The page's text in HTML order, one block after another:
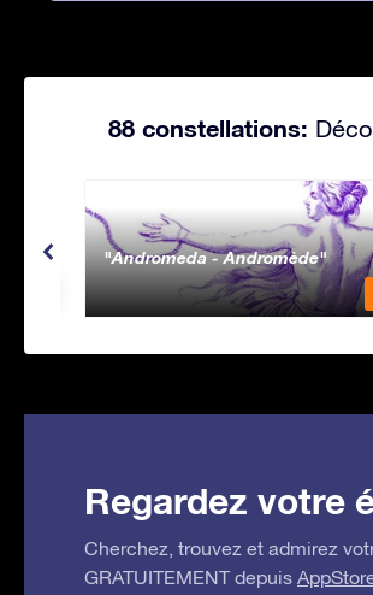
88 constellations:
Andromeda - Andromède
Regardez votre
Cherchez, trouvez et admirez
GRATUITEMENT depuis